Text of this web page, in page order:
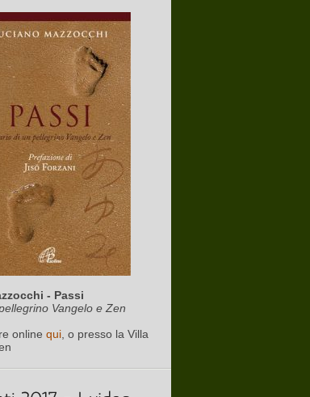
- Passi
Vangelo e Zen
online qui , o presso la Villa